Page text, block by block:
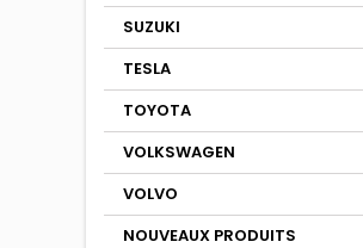
SUZUKI
TESLA
TOYOTA
VOLKSWAGEN
VOLVO
NOUVEAUX PRODUITS